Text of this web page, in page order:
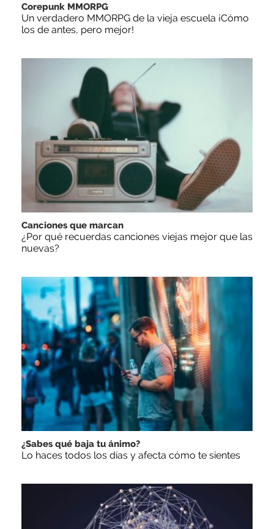
Corepunk MMORPG
Un verdadero MMORPG de la vieja escuela ¡Cómo
los de antes, pero mejor!
Canciones que marcan
¿Por qué recuerdas canciones viejas mejor que las
nuevas?
¿Sabes qué baja tu ánimo?
Lo haces todos los días y afecta cómo te sientes